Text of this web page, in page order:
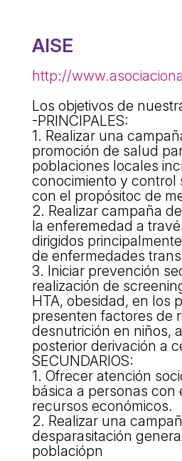
AISE
http://
Los objetivos de
-PRINCIPALES:
1. Realizar una
promoción de salud
poblaciones locales
conocimiento y control
con el propósitoc de
2. Realizar campaña
la enferemedad a
dirigidos
de enfermedades
3. Iniciar prevención
realización de
HTA, obesidad, en los
presenten factores de
desnutrición en niños,
posterior derivación a
SECUNDARIOS:
1. Ofrecer atención
básica a personas con
recursos económicos.
2. Realizar una
desparasitación
poblaciópn
CASES DE
ACCIÓ
SUPORT
CONEIX FUNDESPLAI
La Fundació
L'equip